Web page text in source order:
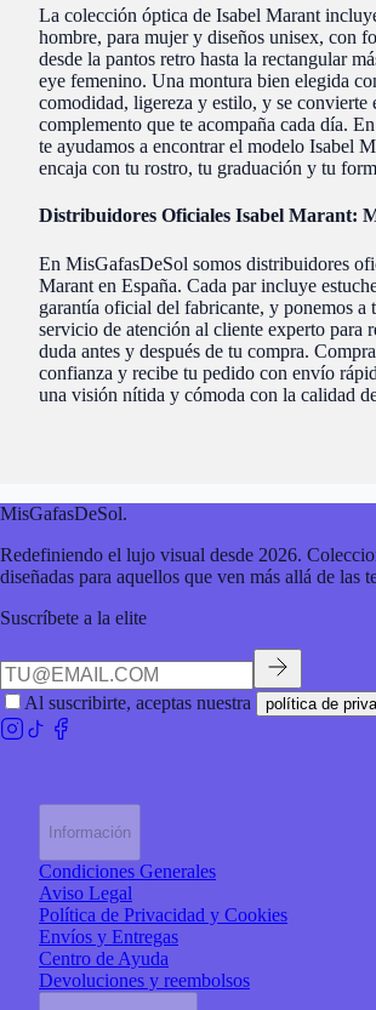
La colección óptica de Isabel Marant
hombre, para mujer y diseños unisex, con
desde la pantos retro hasta la rectangular
eye femenino. Una montura bien elegida
comodidad, ligereza y estilo, y se convierte
complemento que te acompaña cada día.
te ayudamos a encontrar el modelo Isabel
encaja con tu rostro, tu graduación y tu
Distribuidores Oficiales Isabel Marant:
En MisGafasDeSol somos distribuidores
Marant en España. Cada par incluye
garantía oficial del fabricante, y ponemos a
servicio de atención al cliente experto para
duda antes y después de tu compra.
confianza y recibe tu pedido con envío
una visión nítida y cómoda con la calidad
MisGafasDeSol.
Redefiniendo el lujo visual desde 2026.
diseñadas para aquellos que ven más allá de las
Suscríbete a la elite
Al suscribirte, aceptas nuestra política de
Información
Condiciones Generales
Aviso Legal
Política de Privacidad y Cookies
Envíos y Entregas
Centro de Ayuda
Devoluciones y reembolsos